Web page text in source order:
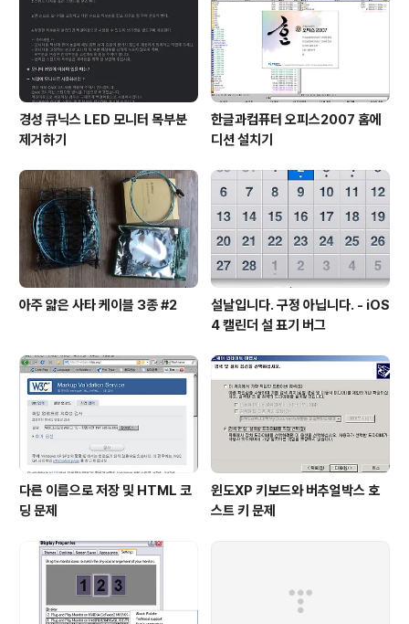
경성 큐닉스 LED 모니터 목부분
제거하기
한글과컴퓨터 오피스2007 홈에
디션 설치기
아주 얇은 사타 케이블 3종 #2
설날입니다. 구정 아닙니다. - iOS
4 캘린더 설 표기 버그
다른 이름으로 저장 및 HTML 코
딩 문제
윈도XP 키보드와 버추얼박스 호
스트 키 문제